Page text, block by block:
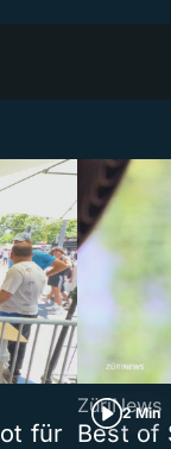
für
2 Min
ZüriNews
Best of